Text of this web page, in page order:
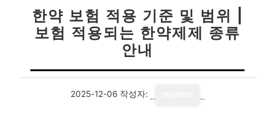
한약 보험 적용 기준 및 범위 |
보험 적용되는 한약제제 종류
안내
2025-12-06 작성자: